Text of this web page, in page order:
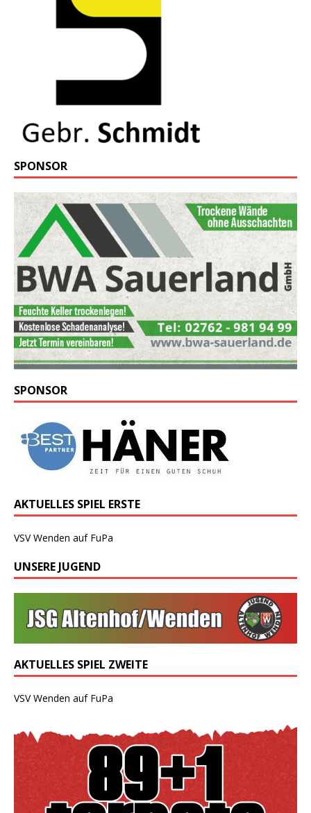
SPONSOR
SPONSOR
AKTUELLES SPIEL ERSTE
VSV Wenden auf FuPa
UNSERE JUGEND
AKTUELLES SPIEL ZWEITE
VSV Wenden auf FuPa